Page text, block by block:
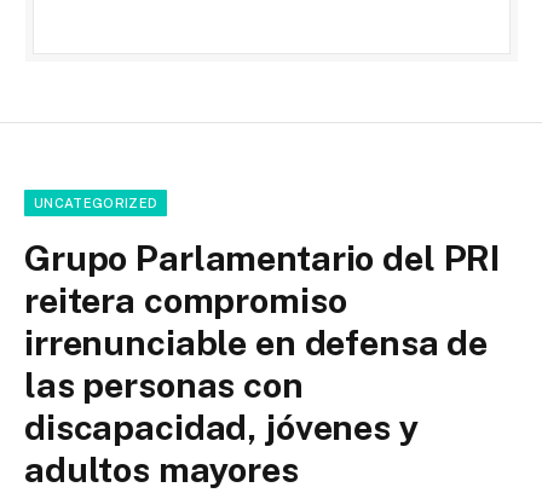
UNCATEGORIZED
Grupo Parlamentario del PRI
reitera compromiso
irrenunciable en defensa de
las personas con
discapacidad, jóvenes y
adultos mayores